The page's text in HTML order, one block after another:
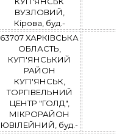
ВУЗЛОВИЙ,
Кірова, буд.-
63707 ХАРКІВСЬКА
ОБЛАСТЬ,
КУП'ЯНСЬКИЙ
РАЙОН
КУП'ЯНСЬК,
ТОРГІВЕЛЬНИЙ
ЦЕНТР "ГОЛД",
МІКРОРАЙОН
ЮВІЛЕЙНИЙ, буд.-